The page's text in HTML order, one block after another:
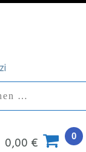
0,00 €
0